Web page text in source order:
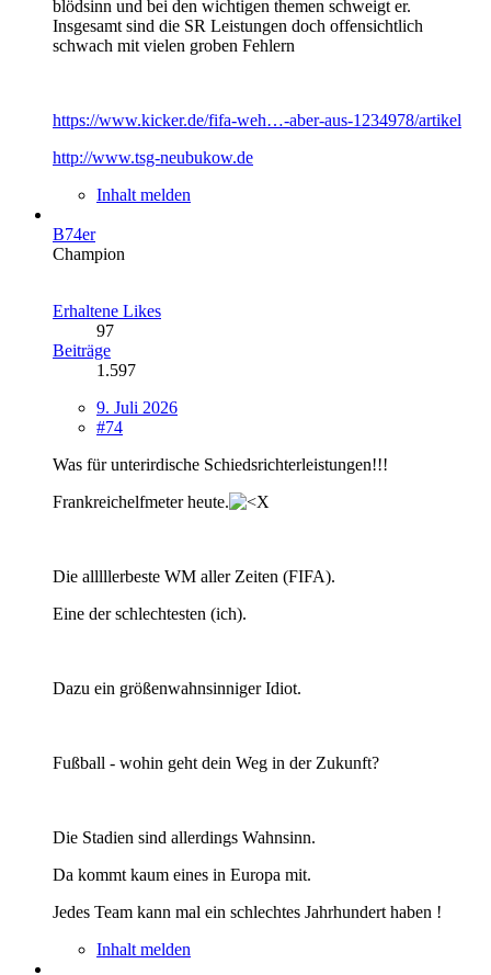
blödsinn und bei den wichtigen themen schweigt er.
Insgesamt sind die SR Leistungen doch offensichtlich
schwach mit vielen groben Fehlern
https://www.kicker.de/fifa-weh…-aber-aus-1234978/artikel
http://www.tsg-neubukow.de
Inhalt melden
B74er
Champion
Erhaltene Likes
97
Beiträge
1.597
9. Juli 2026
#74
Was für unterirdische Schiedsrichterleistungen!!!
Frankreichelfmeter heute.
Die alllllerbeste WM aller Zeiten (FIFA).
Eine der schlechtesten (ich).
Dazu ein größenwahnsinniger Idiot.
Fußball - wohin geht dein Weg in der Zukunft?
Die Stadien sind allerdings Wahnsinn.
Da kommt kaum eines in Europa mit.
Jedes Team kann mal ein schlechtes Jahrhundert haben !
Inhalt melden